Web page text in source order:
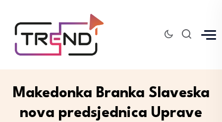
Makedonka Branka Slaveska
nova predsjednica Uprave